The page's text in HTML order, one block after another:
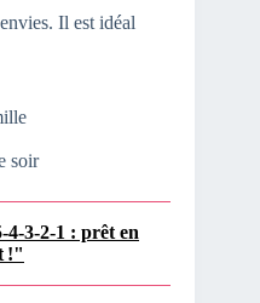
Il est idéal
soir
4-3-2-1 : prêt en
!"